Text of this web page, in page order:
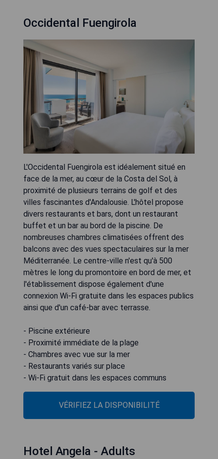
Occidental Fuengirola
L'Occidental Fuengirola est idéalement situé en
face de la mer, au cœur de la Costa del Sol, à
proximité de plusieurs terrains de golf et des
villes fascinantes d'Andalousie. L'hôtel propose
divers restaurants et bars, dont un restaurant
buffet et un bar au bord de la piscine. De
nombreuses chambres climatisées offrent des
balcons avec des vues spectaculaires sur la mer
Méditerranée. Le centre-ville n'est qu'à 500
mètres le long du promontoire en bord de mer, et
l'établissement dispose également d'une
connexion Wi-Fi gratuite dans les espaces publics
ainsi que d'un café-bar avec terrasse.
- Piscine extérieure
- Proximité immédiate de la plage
- Chambres avec vue sur la mer
- Restaurants variés sur place
- Wi-Fi gratuit dans les espaces communs
VÉRIFIEZ LA DISPONIBILITÉ
Hotel Angela - Adults